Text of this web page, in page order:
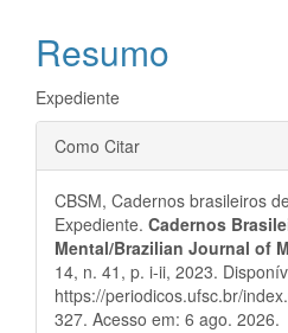
artigo
principal
Resumo
Expediente
Detalhes
do
artigo
Como Citar
CBSM, Cadernos brasileiros
Expediente. Cadernos
Mental/Brazilian Journal of
14, n. 41, p. i-ii, 2023.
https://periodicos.ufsc.br/
327. Acesso em: 6 ago. 2026.